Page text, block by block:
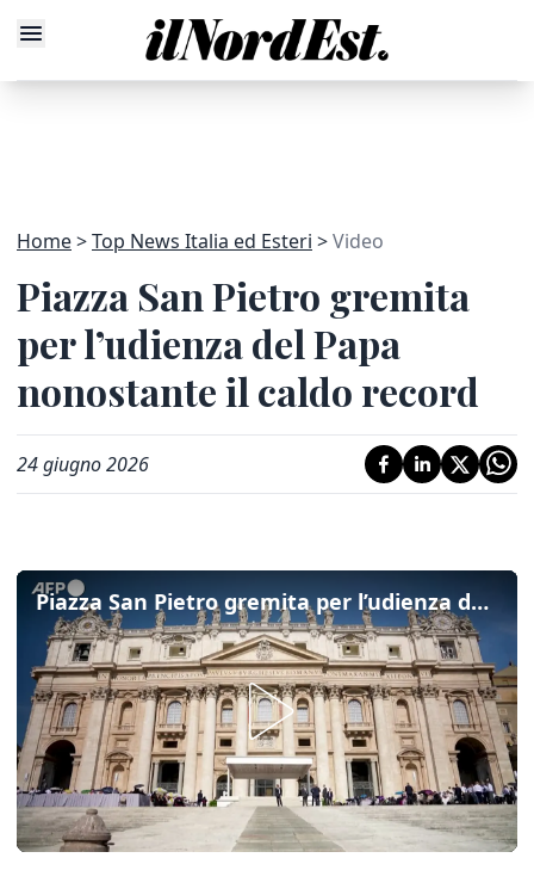
Home Top News Italia ed Esteri Video
Piazza San Pietro gremita
per l’udienza del Papa
nonostante il caldo record
24 giugno 2026
Piazza San Pietro gremita per l’udienza del Papa nonostante il caldo record